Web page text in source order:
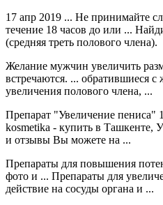
17 апр 2019 ... Не принимайте
течение 18 часов до или ...
(средняя треть полового члена).
Желание мужчин увеличить
встречаются. ... обратившиеся с
увеличения полового члена, ...
Препарат "Увеличение пениса"
kosmetika - купить в Ташкенте,
и отзывы Вы можете на ...
Препараты для повышения
фото и ... Препараты для
действие на сосуды органа и ...